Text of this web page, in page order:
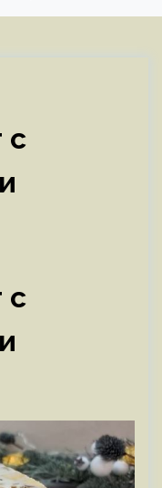
с
с